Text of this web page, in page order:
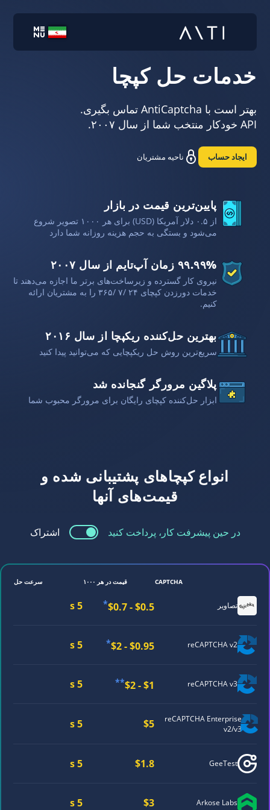
خدمات حل کپچا
بهتر است با AntiCaptcha تماس بگیری.
API خودکار منتخب شما از سال ۲۰۰۷.
ایجاد حساب ناحیه مشتریان
پایین‌ترین قیمت در بازار
از ۰.۵ دلار آمریکا (USD) برای هر ۱۰۰۰ تصویر شروع
می‌شود و بستگی به حجم هزینه روزانه شما دارد
۹۹.۹۹% زمان آپ‌تایم از سال ۲۰۰۷
نیروی کار گسترده و زیرساخت‌های برتر ما اجازه می‌دهند تا
خدمات دورزدن کپچای ۲۴ /۷ /۳۶۵ را به مشتریان ارائه
کنیم.
بهترین حل‌کننده ریکپچا از سال ۲۰۱۶
سریع‌ترین روش حل ریکپچایی که می‌توانید پیدا کنید
پلاگین مرورگر گنجانده شد
ابزار حل‌کننده کپچای رایگان برای مرورگر محبوب شما
انواع کپچاهای پشتیبانی شده و
قیمت‌های آنها
در حین پیشرفت کار، پرداخت کنید اشتراک
CAPTCHA قیمت در هر ۱۰۰۰ سرعت حل
تصاویر $0.5 - $0.7
*
5 s
reCAPTCHA v2
$0.95 - $2
*
5 s
reCAPTCHA v3
$1 - $2
**
5 s
reCAPTCHAEnterprise
v2/v3
$5
5 s
GeeTest
$1.8
5 s
Arkose Labs
$3
5 s